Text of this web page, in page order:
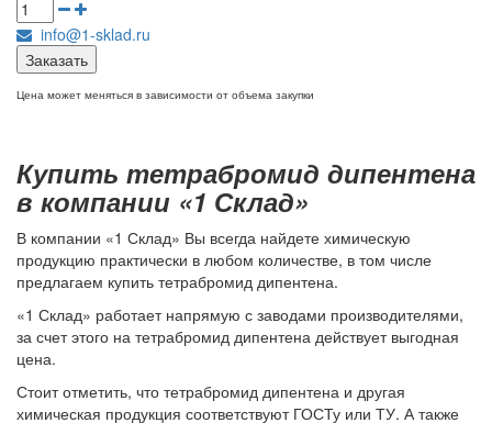
info@1-sklad.ru
Заказать
Цена может меняться в зависимости от объема закупки
Купить тетрабромид дипентена
в компании «1 Склад»
В компании «1 Склад» Вы всегда найдете химическую
продукцию практически в любом количестве, в том числе
предлагаем купить тетрабромид дипентена.
«1 Склад» работает напрямую с заводами производителями,
за счет этого на тетрабромид дипентена действует выгодная
цена.
Стоит отметить, что тетрабромид дипентена и другая
химическая продукция соответствуют ГОСТу или ТУ. А также